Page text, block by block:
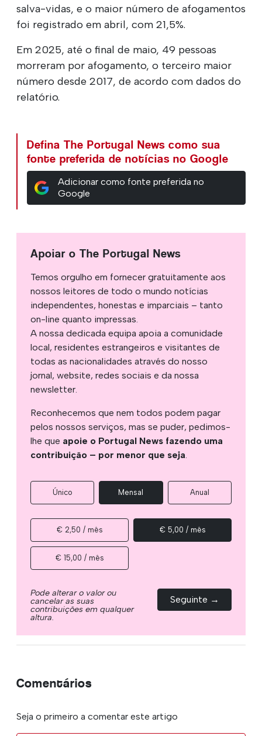
salva-vidas, e o maior número de afogamentos
foi registrado em abril, com 21,5%.
Em 2025, até o final de maio, 49 pessoas
morreram por afogamento, o terceiro maior
número desde 2017, de acordo com dados do
relatório.
Defina The Portugal News como sua
fonte preferida de notícias no Google
Adicionar como fonte preferida no
Google
Apoiar o The Portugal News
Temos orgulho em fornecer gratuitamente aos
nossos leitores de todo o mundo notícias
independentes, honestas e imparciais – tanto
on-line quanto impressas.
A nossa dedicada equipa apoia a comunidade
local, residentes estrangeiros e visitantes de
todas as nacionalidades através do nosso
jornal, website, redes sociais e da nossa
newsletter.
Reconhecemos que nem todos podem pagar
pelos nossos serviços, mas se puder, pedimos-
lhe que apoie o Portugal News fazendo uma
contribuição – por menor que seja.
Único Mensal Anual
€ 2,50 / mês € 5,00 / mês
€ 15,00 / mês
Pode alterar o valor ou
cancelar as suas
contribuições em qualquer
altura.
Seguinte →
Comentários
Seja o primeiro a comentar este artigo